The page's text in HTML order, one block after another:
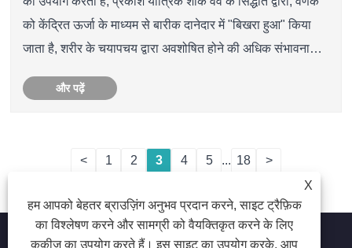
को केंद्रित ऊर्जा के माध्यम से बारीक दानेदार में "बिखरा हुआ" किया
जाता है, शरीर के चयापचय द्वारा अवशोषित होने की अधिक संभावना
और पढ़ें
< 1 2 3 4 5 ... 18
>
X
हम आपको बेहतर ब्राउज़िंग अनुभव प्रदान करने, साइट ट्रैफ़िक
का विश्लेषण करने और सामग्री को वैयक्तिकृत करने के लिए
कुकीज़ का उपयोग करते हैं। इस साइट का उपयोग करके, आप